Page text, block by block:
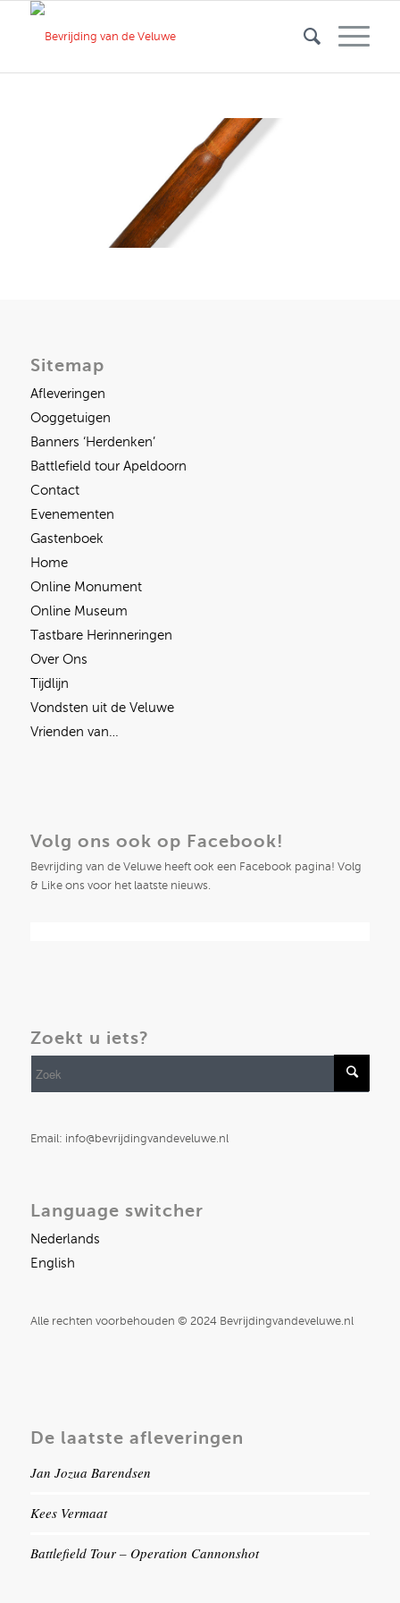
Sitemap
Afleveringen
Ooggetuigen
Banners ‘Herdenken’
Battlefield tour Apeldoorn
Contact
Evenementen
Gastenboek
Home
Online Monument
Online Museum
Tastbare Herinneringen
Over Ons
Tijdlijn
Vondsten uit de Veluwe
Vrienden van…
Volg ons ook op Facebook!
Bevrijding van de Veluwe heeft ook een Facebook pagina! Volg
& Like ons voor het laatste nieuws.
Zoekt u iets?
Email: info@bevrijdingvandeveluwe.nl
Language switcher
Nederlands
English
Alle rechten voorbehouden © 2024 Bevrijdingvandeveluwe.nl
De laatste afleveringen
Jan Jozua Barendsen
Kees Vermaat
Battlefield Tour – Operation Cannonshot